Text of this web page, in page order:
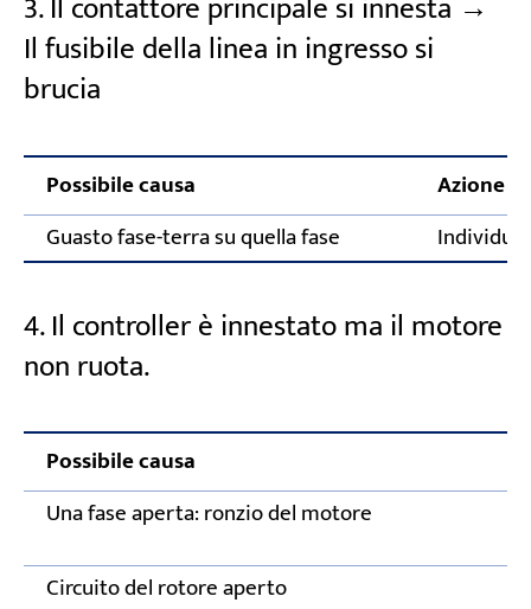
Il fusibile della linea in ingresso si
brucia
Possibile causa
Azione
Guasto fase-terra su quella fase
4. Il controller è innestato ma il motore
non ruota.
Possibile causa
Una fase aperta: ronzio del motore
Circuito del rotore aperto